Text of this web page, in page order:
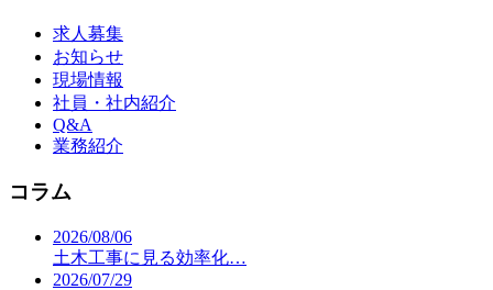
求人募集
お知らせ
現場情報
社員・社内紹介
Q&A
業務紹介
コラム
2026/08/06
土木工事に見る効率化…
2026/07/29